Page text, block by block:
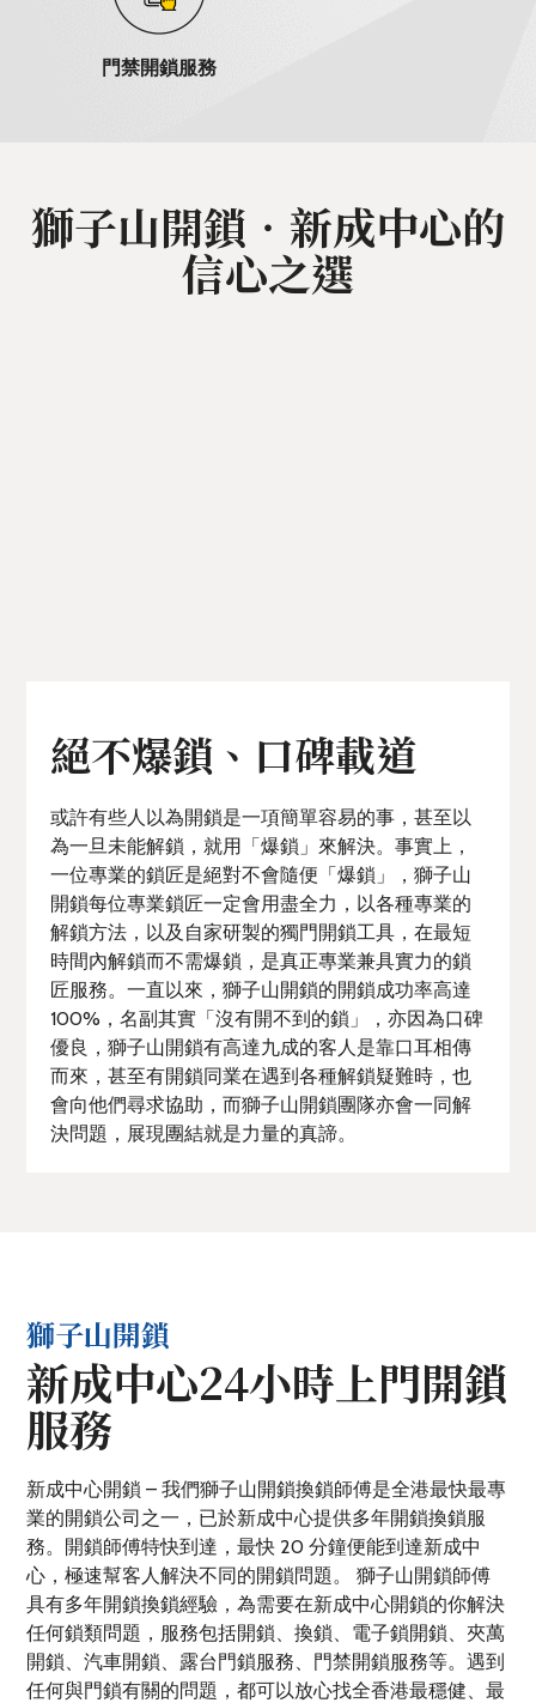
門禁開鎖服務
獅子山開鎖‧新成中心的
信心之選
絕不爆鎖、口碑載道
或許有些人以為開鎖是一項簡單容易的事，甚至以
為一旦未能解鎖，就用「爆鎖」來解決。事實上，
一位專業的鎖匠是絕對不會隨便「爆鎖」，獅子山
開鎖每位專業鎖匠一定會用盡全力，以各種專業的
解鎖方法，以及自家研製的獨門開鎖工具，在最短
時間內解鎖而不需爆鎖，是真正專業兼具實力的鎖
匠服務。一直以來，獅子山開鎖的開鎖成功率高達
100%，名副其實「沒有開不到的鎖」，亦因為口碑
優良，獅子山開鎖有高達九成的客人是靠口耳相傳
而來，甚至有開鎖同業在遇到各種解鎖疑難時，也
會向他們尋求協助，而獅子山開鎖團隊亦會一同解
決問題，展現團結就是力量的真諦。
獅子山開鎖
新成中心24小時上門開鎖
服務
新成中心開鎖 – 我們獅子山開鎖換鎖師傅是全港最快最專
業的開鎖公司之一，已於新成中心提供多年開鎖換鎖服
務。開鎖師傅特快到達，最快 20 分鐘便能到達新成中
心，極速幫客人解決不同的開鎖問題。 獅子山開鎖師傅
具有多年開鎖換鎖經驗，為需要在新成中心開鎖的你解決
任何鎖類問題，服務包括開鎖、換鎖、電子鎖開鎖、夾萬
開鎖、汽車開鎖、露台門鎖服務、門禁開鎖服務等。遇到
任何與門鎖有關的問題，都可以放心找全香港最穩健、最